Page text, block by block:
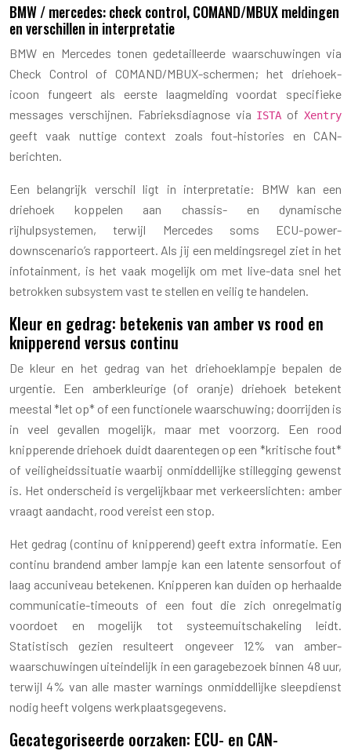
BMW / mercedes: check control, COMAND/MBUX meldingen
en verschillen in interpretatie
BMW en Mercedes tonen gedetailleerde waarschuwingen via
Check Control of COMAND/MBUX-schermen; het driehoek-
icoon fungeert als eerste laagmelding voordat specifieke
messages verschijnen. Fabrieksdiagnose via ISTA ofXentry
geeft vaak nuttige context zoals fout-histories en CAN-
berichten.
Een belangrijk verschil ligt in interpretatie: BMW kan een
driehoek koppelen aan chassis- en dynamische
rijhulpsystemen, terwijl Mercedes soms ECU-power-
downscenario’s rapporteert. Als jij een meldingsregel ziet in het
infotainment, is het vaak mogelijk om met live-data snel het
betrokken subsystem vast te stellen en veilig te handelen.
Kleur en gedrag: betekenis van amber vs rood en
knipperend versus continu
De kleur en het gedrag van het driehoeklampje bepalen de
urgentie. Een amberkleurige (of oranje) driehoek betekent
meestal *let op* of een functionele waarschuwing; doorrijden is
in veel gevallen mogelijk, maar met voorzorg. Een rood
knipperende driehoek duidt daarentegen op een *kritische fout*
of veiligheidssituatie waarbij onmiddellijke stillegging gewenst
is. Het onderscheid is vergelijkbaar met verkeerslichten: amber
vraagt aandacht, rood vereist een stop.
Het gedrag (continu of knipperend) geeft extra informatie. Een
continu brandend amber lampje kan een latente sensorfout of
laag accuniveau betekenen. Knipperen kan duiden op herhaalde
communicatie-timeouts of een fout die zich onregelmatig
voordoet en mogelijk tot systeemuitschakeling leidt.
Statistisch gezien resulteert ongeveer 12% van amber-
waarschuwingen uiteindelijk in een garagebezoek binnen 48 uur,
terwijl 4% van alle master warnings onmiddellijke sleepdienst
nodig heeft volgens werkplaatsgegevens.
Gecategoriseerde oorzaken: ECU- en CAN-